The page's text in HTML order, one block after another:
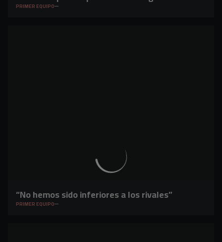
PRIMER EQUIPO
“No hemos sido inferiores a los rivales”
PRIMER EQUIPO